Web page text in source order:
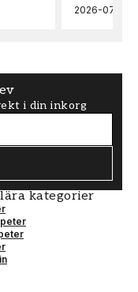
2026-07-22
i din inkorg
kategorier